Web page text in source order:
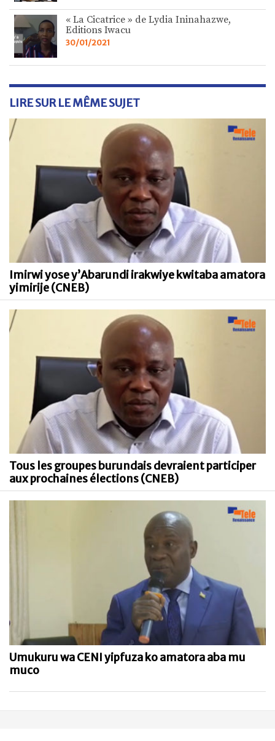
« La Cicatrice » de Lydia Ininahazwe,
Editions Iwacu
30/01/2021
LIRE SUR LE MÊME SUJET
Imirwi yose y’Abarundi irakwiye kwitaba amatora
yimirije (CNEB)
Tous les groupes burundais devraient participer
aux prochaines élections (CNEB)
Umukuru wa CENI yipfuza ko amatora aba mu
muco